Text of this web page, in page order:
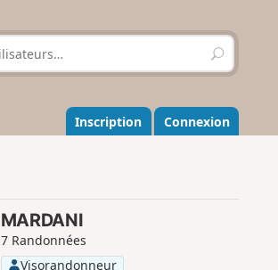
R
e
h
e
r
r
Inscription Connexion
MARDANI
7 Randonnées
Visorandonneur